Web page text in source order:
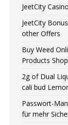
JeetCity
JeetCity
other Offers
Buy Weed
Products Shop
2g of Dual
cali bud
Passwort-
für mehr